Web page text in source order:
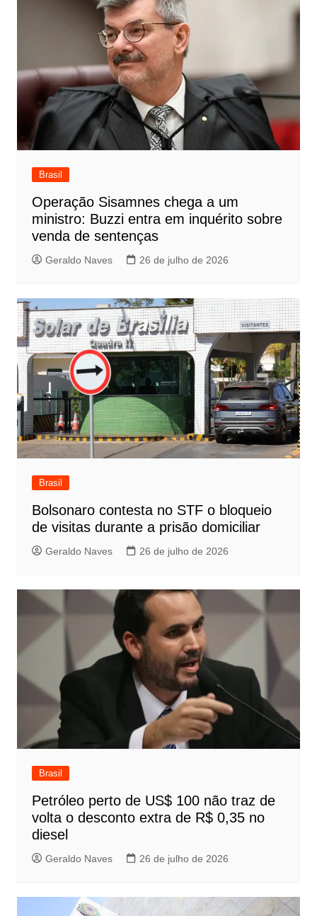
Brasil
Operação Sisamnes chega a um
ministro: Buzzi entra em inquérito sobre
venda de sentenças
Geraldo Naves 26 de julho de 2026
Brasil
Bolsonaro contesta no STF o bloqueio
de visitas durante a prisão domiciliar
Geraldo Naves 26 de julho de 2026
Brasil
Petróleo perto de US$ 100 não traz de
volta o desconto extra de R$ 0,35 no
diesel
Geraldo Naves 26 de julho de 2026